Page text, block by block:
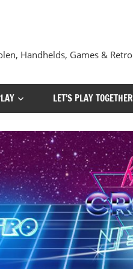
Handhelds, Games & Retro
LET’S PLAY TOGETHER